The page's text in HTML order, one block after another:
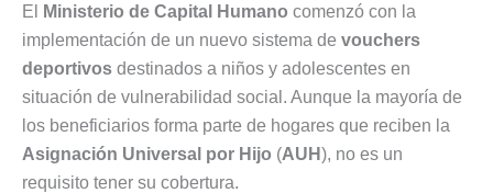
El Ministerio de Capital Humano comenzó con la
implementación de un nuevo sistema de vouchers
deportivos destinados a niños y adolescentes en
situación de vulnerabilidad social. Aunque la mayoría de
los beneficiarios forma parte de hogares que reciben la
Asignación Universal por Hijo (AUH ), no es un
requisito tener su cobertura.